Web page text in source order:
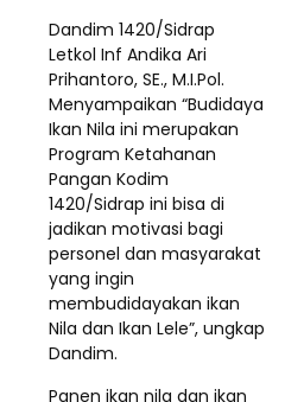
Dandim 1420/Sidrap
Letkol Inf Andika Ari
Prihantoro, SE., M.I.Pol.
Menyampaikan “Budidaya
Ikan Nila ini merupakan
Program Ketahanan
Pangan Kodim
1420/Sidrap ini bisa di
jadikan motivasi bagi
personel dan masyarakat
yang ingin
membudidayakan ikan
Nila dan Ikan Lele”, ungkap
Dandim.
Panen ikan nila dan ikan